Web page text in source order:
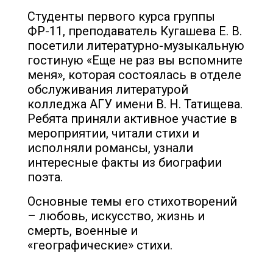
Студенты первого курса группы
ФР-11, преподаватель Кугашева Е. В.
посетили литературно-музыкальную
гостиную «Еще не раз вы вспомните
меня», которая состоялась в отделе
обслуживания литературой
колледжа АГУ имени В. Н. Татищева.
Ребята приняли активное участие в
мероприятии, читали стихи и
исполняли романсы, узнали
интересные факты из биографии
поэта.
Основные темы его стихотворений
– любовь, искусство, жизнь и
смерть, военные и
«географические» стихи.